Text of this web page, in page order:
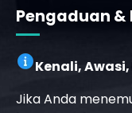
Pengaduan &
Kenali,
Jika Anda